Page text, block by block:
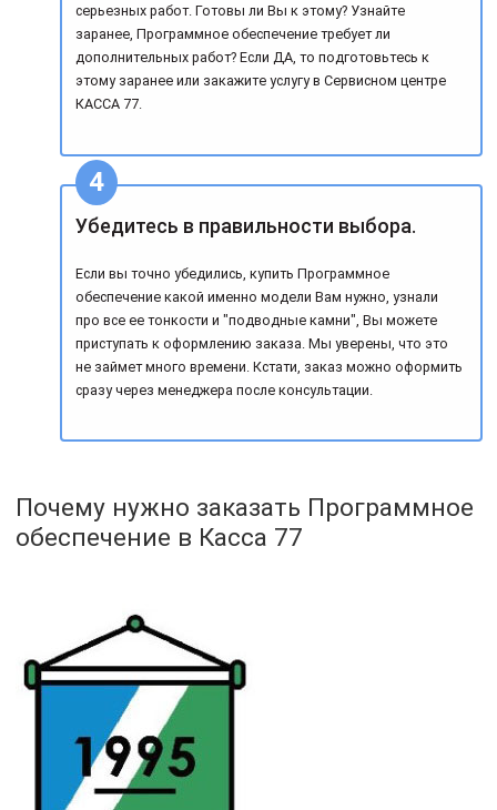
серьезных работ. Готовы ли Вы к этому? Узнайте
заранее, Программное обеспечение требует ли
дополнительных работ? Если ДА, то подготовьтесь к
этому заранее или закажите услугу в Сервисном центре
КАССА 77.
Убедитесь в правильности выбора.
Если вы точно убедились, купить Программное
обеспечение какой именно модели Вам нужно, узнали
про все ее тонкости и "подводные камни", Вы можете
приступать к оформлению заказа. Мы уверены, что это
не займет много времени. Кстати, заказ можно оформить
сразу через менеджера после консультации.
Почему нужно заказать Программное
обеспечение в Касса 77